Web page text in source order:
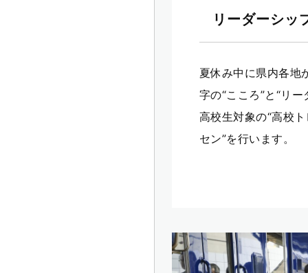
リーダーシッ
夏休み中に県内各地
字の“こころ”と“リ
高校生対象の“高校
セン”を行います。